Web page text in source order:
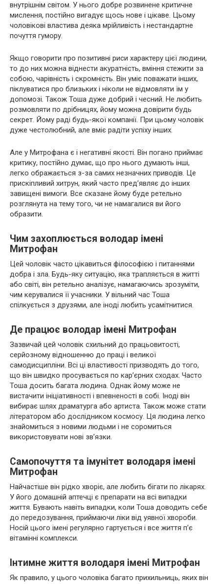
внутрішнім світом. У нього добре розвинене критичне
мислення, постійно вигадує щось нове і цікаве. Цьому
чоловікові властива деяка мрійливість і нестандартне
почуття гумору.
Якщо говорити про позитивні риси характеру цієї людини,
то до них можна віднести акуратність, вміння стежити за
собою, чарівність і скромність. Він уміє поважати інших,
піклуватися про близьких і ніколи не відмовляти їм у
допомозі. Також Тоша дуже добрий і чесний. Не любить
розмовляти по дрібницях, йому можна довірити будь
секрет. Йому раді будь-якої компанії. При цьому чоловік
дуже честолюбний, але вміє радіти успіху інших.
Але у Митрофана є і негативні якості. Він погано приймає
критику, постійно думає, що про нього думають інші,
легко ображається з-за самих незначних приводів. Це
прискіпливий хитрун, який часто пред’являє до інших
завищені вимоги. Все сказане йому буде ретельно
розглянута на тему того, чи не намагалися ви його
образити.
Чим захоплюється володар імені
Митрофан
Цей чоловік часто цікавиться філософією і питаннями
добра і зла. Будь-яку ситуацію, яка трапляється в житті
або світі, він ретельно аналізує, намагаючись зрозуміти,
чим керувалися її учасники. У вільний час Тоша
спілкується з друзями, але іноді любить усамітнитися.
Де працює володар імені Митрофан
Зазвичай цей чоловік схильний до працьовитості,
серйозному відношенню до праці і великої
самодисципліни. Всі ці властивості призводять до того,
що він швидко просувається по кар’єрних сходах. Часто
Тоша досить багата людина. Однак йому може не
вистачити ініціативності і впевненості в собі. Іноді він
вибирає шлях драматурга або артиста. Також може стати
літератором або дослідником космосу. Ця людина легко
знайомиться з новими людьми і не соромиться
використовувати нові зв’язки.
Самопочуття та імунітет володаря імені
Митрофан
Найчастіше він рідко хворіє, але любить бігати по лікарях.
У його домашній аптечці є препарати на всі випадки
життя. Бувають навіть випадки, коли Тоша доводить себе
до передозування, приймаючи ліки від уявної хвороби.
Носій цього імені регулярно гартується і все життя п’є
вітамінні комплекси.
Інтимне життя володаря імені Митрофан
Як правило, у цього чоловіка багато прихильниць, яких він